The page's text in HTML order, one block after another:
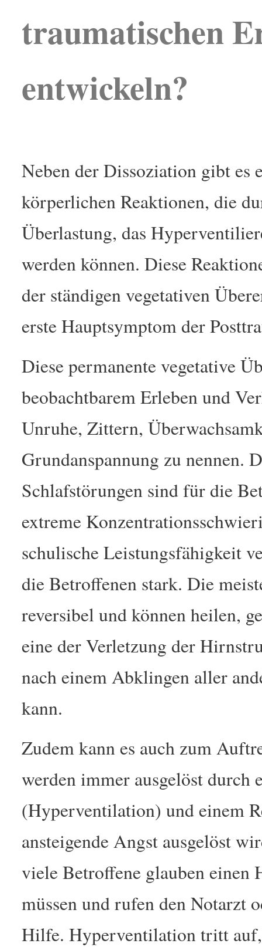
traumatischen
entwickeln?
Neben der Dissoziation gibt es
körperlichen Reaktionen, die
Überlastung, das
werden können. Diese
der ständigen vegetativen
erste Hauptsymptom der
Diese permanente vegetative
beobachtbarem Erleben und
Unruhe, Zittern,
Grundanspannung zu nennen.
Schlafstörungen sind für die
extreme
schulische Leistungsfähigkeit
die Betroffenen stark. Die
reversibel und können heilen,
eine der Verletzung der
nach einem Abklingen aller
kann.
Zudem kann es auch zum
werden immer ausgelöst durch
(Hyperventilation) und einem
ansteigende Angst ausgelöst
viele Betroffene glauben einen
müssen und rufen den Notarzt
Hilfe. Hyperventilation tritt